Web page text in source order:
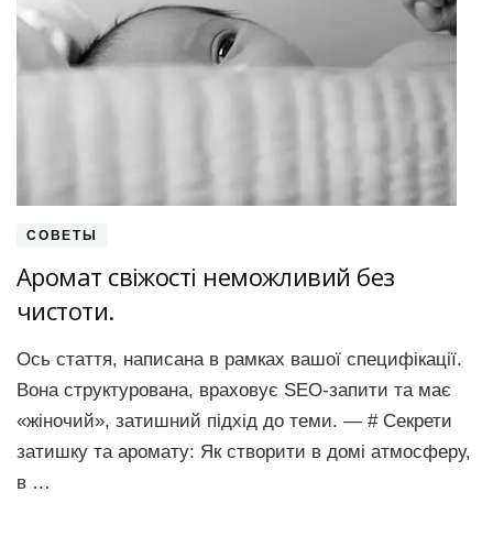
СОВЕТЫ
Аромат свіжості неможливий без
чистоти.
Ось стаття, написана в рамках вашої специфікації.
Вона структурована, враховує SEO-запити та має
«жіночий», затишний підхід до теми. — # Секрети
затишку та аромату: Як створити в домі атмосферу,
в …